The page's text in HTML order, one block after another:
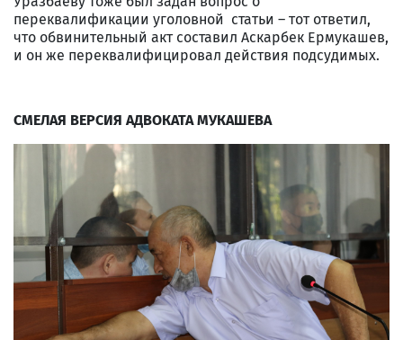
переквалификации уголовной статьи – тот ответил,
что обвинительный акт составил Аскарбек Ермукашев,
и он же переквалифицировал действия подсудимых.
СМЕЛАЯ ВЕРСИЯ АДВОКАТА МУКАШЕВА